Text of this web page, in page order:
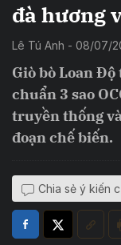
đà hương
Lê Tú Anh - 08/07/
Giò bò Loan
chuẩn 3 sao
truyền thống
đoạn chế biến.
Chia sẻ ý kiến